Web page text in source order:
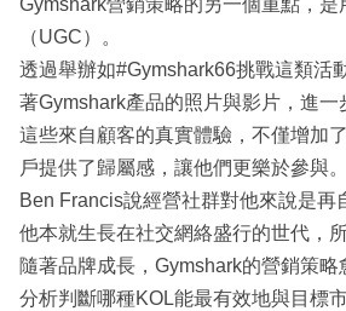
Gymshark營銷策略的另一個重點，是
（UGC）。
透過舉辦如#Gymshark66挑戰這類活
著Gymshark產品的照片與影片，進一
這些來自顧客的真實體驗，不僅增加
戶提供了歸屬感，讓他們更樂於參與。
Ben Francis說經營社群對他來說是再
他本就生長在社交網絡盛行的世代，
隨著品牌成長，Gymshark的營銷策略
分析判斷哪種KOL能最有效地與目標